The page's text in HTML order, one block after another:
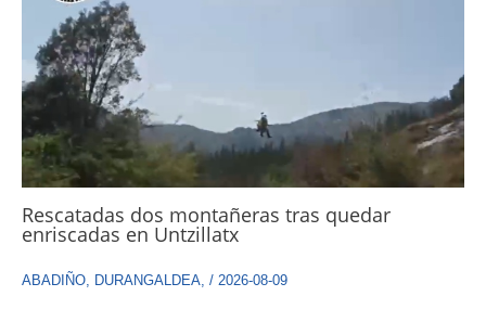
Rescatadas dos montañeras tras quedar
enriscadas en Untzillatx
ABADIÑO DURANGALDEA / 2026-08-09